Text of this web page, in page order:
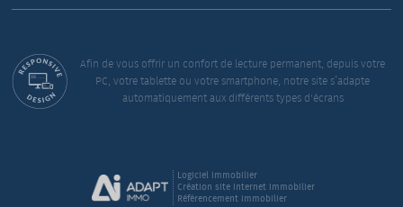
Afin de vous offrir un confort de lecture permanent, depuis votre
PC, votre tablette ou votre smartphone, notre site s’adapte
automatiquement aux différents types d'écrans
Logiciel immobilier
Création site internet immobilier
Référencement immobilier